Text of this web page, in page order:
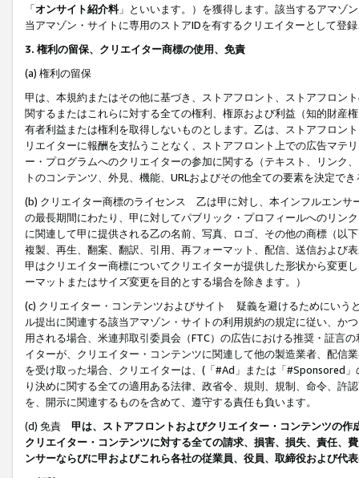
「オンサイト紹介料」といいます。）を獲得します。該当するアマゾ
当アマゾン・サイトに専用のストアIDを有するクリエイターとして登
3. 権利の留保、クリエイター商標の使用、免責
(a) 権利の留保
甲は、本規約またはその他に基づき、ストアフロント、ストアフロン
関するまたはこれらに対する全ての権利、権原および利益（知的財産
有者利益または権利を取得しないものとします。乙は、ストアフロン
リエイターに報酬を支払うことなく、ストアフロント上での広告マテ
ー・プログラムへのクリエイターの参加に関する（テキスト、リンク
トのコンテンツ、外見、機能、URLおよびその他全ての要素を決定で
(b) クリエイター商標のライセンス 乙は甲に対し、本インフルエンサ
の最長期間にわたり、甲に対してパブリック・プロフィールへのリン
に関連して甲に提供される乙の名前、写真、ロゴ、その他の商標（以
複製、再生、翻案、翻訳、引用、再フォーマット、配信、送信および
甲はクリエイター商標についてクリエイターが提供した形状から変更
ーマットまたはサイズ変更を目的とする場合を除きます。）
(c) クリエイター・コンテンツおよびサイト 疑義を避けるためにいう
ル提出に関連する該当アマゾン・サイトの利用規約の規定に従い、か
用される場合、米連邦取引委員会（FTC）の広告における推奨・証言
イターが、クリエイター・コンテンツに関連して他の製造業者、配信
を受け取った場合、クリエイターは、(「#Ad」または「#Sponsored
り決めに関する全ての適用ある法律、政省令、規則、規制、命令、許
を、開示に関連するものを含めて、遵守する責任も負います。
(d) 免責 甲は、ストアフロントおよびクリエイター・コンテンツの
クリエイター・コンテンツに対する全ての請求、損害、損失、責任、
ンサーならびに甲およびこれら各社の従業員、役員、取締役および代